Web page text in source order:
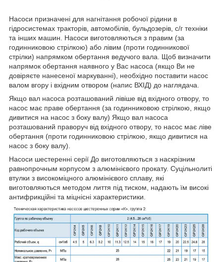
Насоси призначені для нагнітання робочої рідини в
гідросистемах тракторів, автомобілів, бульдозерів, с/г техніки
та інших машин. Насоси виготовляються з правим (за
годинниковою стрілкою) або лівим (проти годинникової
стрілки) напрямком обертання ведучого вала. Щоб визначити
напрямок обертання наявного у Вас насоса (якщо Ви не
довіряєте нанесеної маркуванні), необхідно поставити насос
валом вгору і вхідним отвором (напис ВХІД) до наглядача.
Якщо вал насоса розташований лівіше від вхідного отвору, то
насос має праве обертання (за годинниковою стрілкою, якщо
дивитися на насос з боку валу) Якщо вал насоса
розташований праворуч від вхідного отвору, то насос має ліве
обертання (проти годинниковою стрілкою, якщо дивитися на
насос з боку валу).
Насоси шестеренні серії До виготовляються з наскрізним
равнопрочным корпусом з алюмінієвого прокату. Суцільнолиті
втулки з високоміцного алюмінієвого сплаву, які
виготовляються методом лиття під тиском, надають їм високі
антифрикційні та міцнісні характеристики.